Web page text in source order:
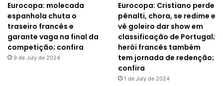
Eurocopa: molecada
espanhola chuta o
traseiro francês e
garante vaga na final da
competição; confira
9 de July de 2024
Eurocopa: Cristiano perde
pênalti, chora, se redime e
vê goleiro dar show em
classificação de Portugal;
herói francês também
tem jornada de redenção;
confira
1 de July de 2024